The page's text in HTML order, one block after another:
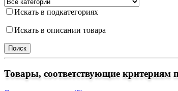
Искать в подкатегориях
Искать в описании товара
Товары, соответствующие критериям